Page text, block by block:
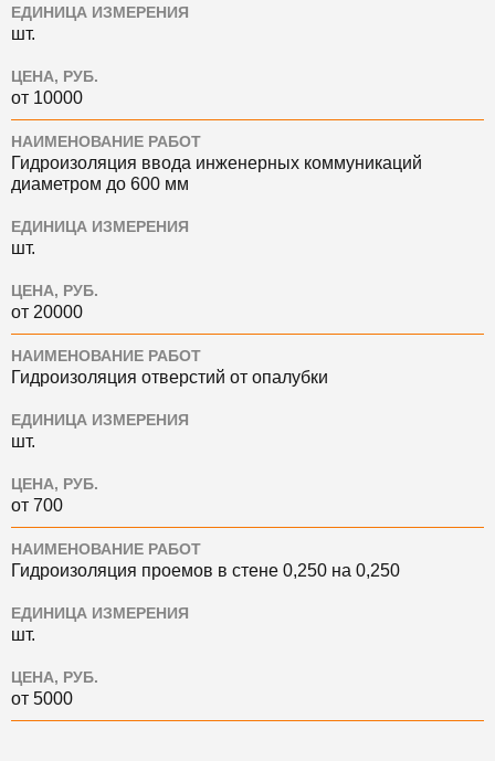
ЕДИНИЦА ИЗМЕРЕНИЯ
шт.
ЦЕНА, РУБ.
от 10000
НАИМЕНОВАНИЕ РАБОТ
Гидроизоляция ввода инженерных коммуникаций
диаметром до 600 мм
ЕДИНИЦА ИЗМЕРЕНИЯ
шт.
ЦЕНА, РУБ.
от 20000
НАИМЕНОВАНИЕ РАБОТ
Гидроизоляция отверстий от опалубки
ЕДИНИЦА ИЗМЕРЕНИЯ
шт.
ЦЕНА, РУБ.
от 700
НАИМЕНОВАНИЕ РАБОТ
Гидроизоляция проемов в стене 0,250 на 0,250
ЕДИНИЦА ИЗМЕРЕНИЯ
шт.
ЦЕНА, РУБ.
от 5000